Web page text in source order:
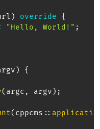
) override
{
"Hello, World!" ;
)
{
( argc , argv ) ;
( cppcms :: applicati